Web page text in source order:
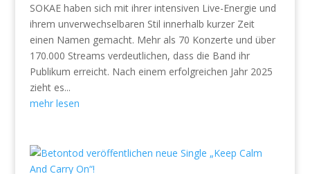
SOKAE haben sich mit ihrer intensiven Live-Energie und
ihrem unverwechselbaren Stil innerhalb kurzer Zeit
einen Namen gemacht. Mehr als 70 Konzerte und über
170.000 Streams verdeutlichen, dass die Band ihr
Publikum erreicht. Nach einem erfolgreichen Jahr 2025
zieht es...
mehr lesen